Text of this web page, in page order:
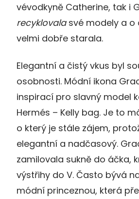
vévodkyně Catherine, tak i
recyklovalasvé modely a o
velmi dobře starala.
Elegantní a čistý vkus byl
osobnosti. Módní ikona
inspirací pro slavný model
Hermés – Kelly bag. Je to
o který je stále zájem,
elegantní a nadčasový.
zamilovala sukně do áčka,
výstřihy do V. Často bývá
módní princeznou, která